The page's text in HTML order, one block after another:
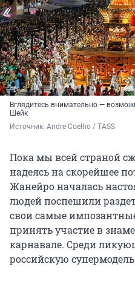
Вглядитесь внимательно —
Шейк
Источник: Andre Coelho / TASS
Пока мы всей страной
надеясь на скорейшее
Жанейро началась
людей поспешили
свои самые
принять участие в
карнавале. Среди
российскую